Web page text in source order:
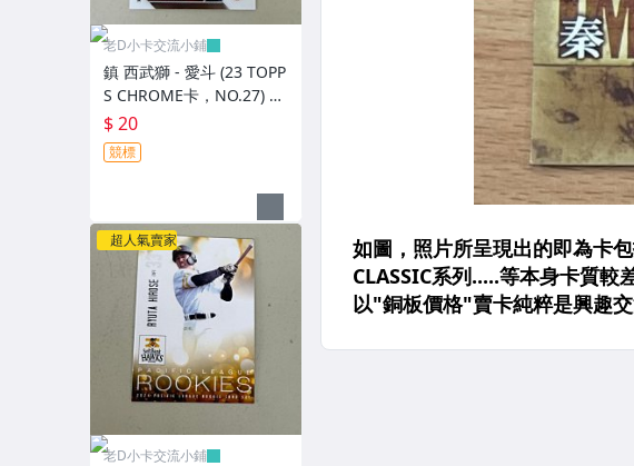
老D小卡交流小鋪
鎮 西武獅 - 愛斗 (23 TOPP
S CHROME卡，NO.27) 亮
面卡
$ 20
競標
超人氣賣家
老D小卡交流小鋪